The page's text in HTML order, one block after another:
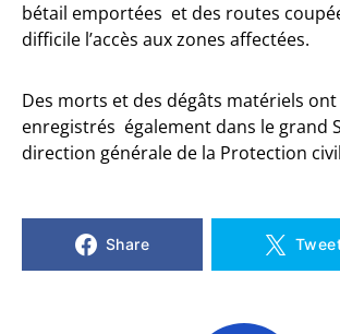
bétail emportées et des routes
difficile l’accès aux zones affectées.
Des morts et des dégâts matériels
enregistrés également dans le grand
direction générale de la Protection
Share